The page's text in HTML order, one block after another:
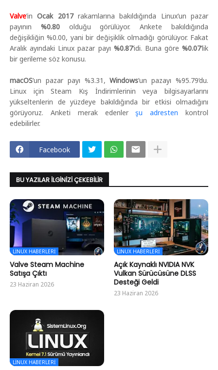
Valve’inOcak 2017rakamlarına bakıldığında Linux’un pazar
payının %0.80olduğu görülüyor. Ankete bakıldığında
değişikliğin %0.00, yani bir değişiklik olmadığı görülüyor. Fakat
Aralık ayındaki Linux pazar payı %0.87’idi. Buna göre %0.07’lik
bir gerileme söz konusu.
macOS’un pazar payı %3.31,Windows’un pazayı %95.79’du.
Linux için Steam Kış İndirimlerinin veya bilgisayarlarını
yükseltenlerin de yüzdeye bakıldığında bir etkisi olmadığını
görüyoruz. Anketi merak edenlerşu adresten kontrol
edebilirler.
Facebook
BU YAZILAR İLGINIZI ÇEKEBILIR
LINUX HABERLERI
Valve Steam Machine
Satışa Çıktı
23 Haziran 2026
LINUX HABERLERI
Açık Kaynaklı NVIDIA NVK
Vulkan Sürücüsüne DLSS
Desteği Geldi
23 Haziran 2026
LINUX HABERLERI